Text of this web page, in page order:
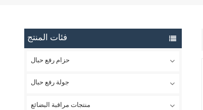
فئات المنتج
حزام رفع حبال
جولة رفع حبال
منتجات مراقبة البضائع